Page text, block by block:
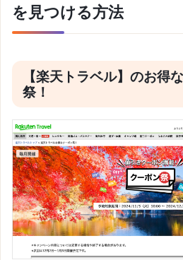
を見つける方法
【楽天トラベル】のお得
祭！